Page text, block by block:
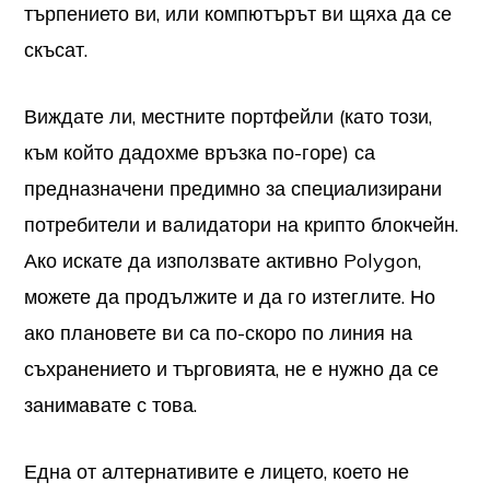
търпението ви, или компютърът ви щяха да се
скъсат.
Виждате ли, местните портфейли (като този,
към който дадохме връзка по-горе) са
предназначени предимно за специализирани
потребители и валидатори на крипто блокчейн.
Ако искате да използвате активно Polygon,
можете да продължите и да го изтеглите. Но
ако плановете ви са по-скоро по линия на
съхранението и търговията, не е нужно да се
занимавате с това.
Една от алтернативите е лицето, което не